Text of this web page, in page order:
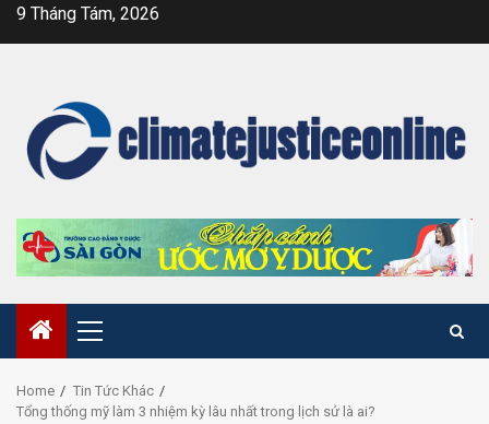
Skip9 Tháng Tám, 2026
Primary
Menu
Home
Tin Tức Khác
Tổng thống mỹ làm 3 nhiệm kỳ lâu nhất trong lịch sử là ai?